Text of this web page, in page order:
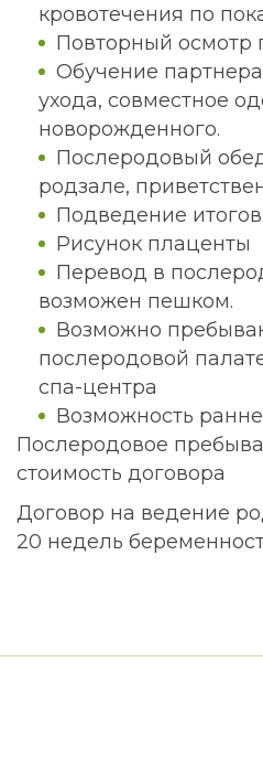
кровотечения по
Повторный осмотр
Обучение
ухода, совместное
новорожденного.
Послеродовый
родзале,
Подведение
Рисунок плаценты
Перевод в
возможен пешком.
Возможно
послеродовой
спа-центра
Возможность
Послеродовое
стоимость договора
Договор на ведение
20 недель